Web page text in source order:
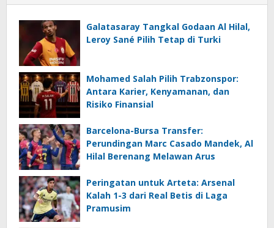
Galatasaray Tangkal Godaan Al Hilal,
Leroy Sané Pilih Tetap di Turki
Mohamed Salah Pilih Trabzonspor:
Antara Karier, Kenyamanan, dan
Risiko Finansial
Barcelona-Bursa Transfer:
Perundingan Marc Casado Mandek, Al
Hilal Berenang Melawan Arus
Peringatan untuk Arteta: Arsenal
Kalah 1-3 dari Real Betis di Laga
Pramusim